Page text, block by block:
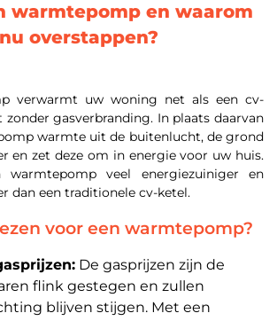
warmtepomp en waarom
nu overstappen?
verwarmt uw woning net als een cv-
zonder gasverbranding. In plaats daarvan
warmte uit de buitenlucht, de grond
en zet deze om in energie voor uw huis.
warmtepomp veel energiezuiniger en
dan een traditionele cv-ketel.
voor een warmtepomp?
De gasprijzen zijn de
flink gestegen en zullen
blijven stijgen. Met een